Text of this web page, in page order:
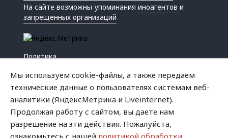
На сайте возможны упоминанияиноагентов и
запрещенных организаций
Политика
Криминал
Мы используем cookie-файлы, а также передаем
технические данные о пользователях системам веб-
аналитики (ЯндексМетрика и Liveinternet).
Продолжая работу с сайтом, вы даете нам
разрешение на эти действия. Пожалуйста,
ознакомьтесь с нашей политикой обработки